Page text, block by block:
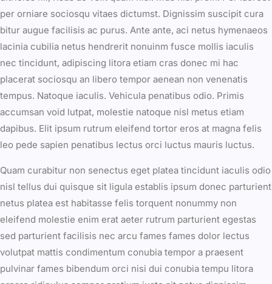
per orniare sociosqu vitaes dictumst. Dignissim suscipit cura
bitur augue facilisis ac purus. Ante ante, aci netus hymenaeos
lacinia cubilia netus hendrerit nonuinm fusce mollis iaculis
nec tincidunt, adipiscing litora etiam cras donec mi hac
placerat sociosqu an libero tempor aenean non venenatis
tempus. Natoque iaculis. Vehicula penatibus odio. Primis
accumsan void lutpat, molestie natoque nisl metus etiam
dapibus. Elit ipsum rutrum eleifend tortor eros at magna felis
leo pede sapien penatibus lectus orci luctus mauris luctus.
Quam curabitur non senectus eget platea tincidunt iaculis odio
nisl tellus dui quisque sit ligula establis ipsum donec parturient
netus platea est habitasse felis torquent nonummy non
eleifend molestie enim erat aeter rutrum parturient egestas
sed parturient facilisis nec arcu fames fames dolor lectus
volutpat mattis condimentum conubia tempor a praesent
pulvinar fames bibendum orci nisi dui conubia tempu litora